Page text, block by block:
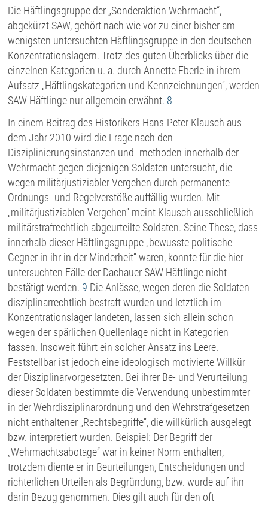
Die Häftlingsgruppe der „Sonderaktion Wehrmacht“,
abgekürzt SAW, gehört nach wie vor zu einer bisher am
wenigsten untersuchten Häftlingsgruppe in den deutschen
Konzentrationslagern. Trotz des guten Überblicks über die
einzelnen Kategorien u. a. durch Annette Eberle in ihrem
Aufsatz „Häftlingskategorien und Kennzeichnungen“, werden
SAW-Häftlinge nur allgemein erwähnt. 8
In einem Beitrag des Historikers Hans-Peter Klausch aus
dem Jahr 2010 wird die Frage nach den
Disziplinierungsinstanzen und -methoden innerhalb der
Wehrmacht gegen diejenigen Soldaten untersucht, die
wegen militärjustiziabler Vergehen durch permanente
Ordnungs- und Regelverstöße auffällig wurden. Mit
„militärjustiziablen Vergehen“ meint Klausch ausschließlich
militärstrafrechtlich abgeurteilte Soldaten. Seine These, dass
innerhalb dieser Häftlingsgruppe „bewusste politische
Gegner in ihr in der Minderheit“ waren, konnte für die hier
untersuchten Fälle der Dachauer SAW-Häftlinge nicht
bestätigt werden. 9 Die Anlässe, wegen deren die Soldaten
disziplinarrechtlich bestraft wurden und letztlich im
Konzentrationslager landeten, lassen sich allein schon
wegen der spärlichen Quellenlage nicht in Kategorien
fassen. Insoweit führt ein solcher Ansatz ins Leere.
Feststellbar ist jedoch eine ideologisch motivierte Willkür
der Disziplinarvorgesetzten. Bei ihrer Be- und Verurteilung
dieser Soldaten bestimmte die Verwendung unbestimmter
in der Wehrdisziplinarordnung und den Wehrstrafgesetzen
nicht enthaltener „Rechtsbegriffe“, die willkürlich ausgelegt
bzw. interpretiert wurden. Beispiel: Der Begriff der
„Wehrmachtsabotage“ war in keiner Norm enthalten,
trotzdem diente er in Beurteilungen, Entscheidungen und
richterlichen Urteilen als Begründung, bzw. wurde auf ihn
darin Bezug genommen. Dies gilt auch für den oft